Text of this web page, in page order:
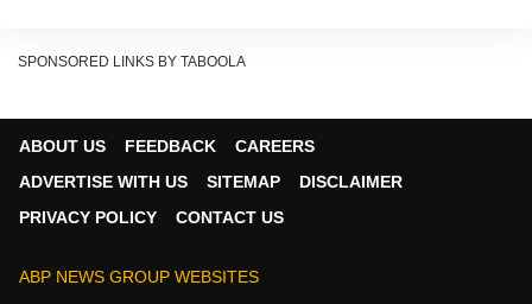
'अखिलेश जी अभी आपके भाई का देहांत हुआ है और पूरा परिवार
SPONSORED LINKS BY TABOOLA
ABOUT US FEEDBACK
CAREERS
ADVERTISE WITH US
SITEMAP
DISCLAIMER
PRIVACY POLICY
CONTACT US
ABP NEWS GROUP WEBSITES